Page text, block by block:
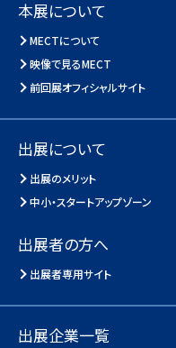
本展について
MECTについて
映像で見るMECT
前回展オフィシャルサイト
出展について
出展のメリット
中小・スタートアップゾーン
出展者の方へ
出展者専用サイト
出展企業一覧